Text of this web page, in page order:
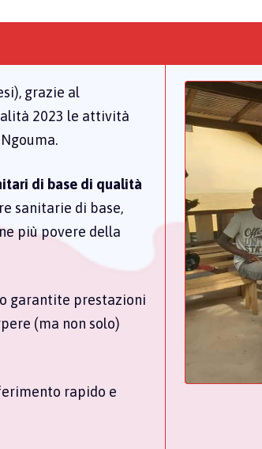
grazie al
2023 le attività
di base di qualità
sanitarie di base,
più povere della
garantite prestazioni
(ma non solo)
rapido e